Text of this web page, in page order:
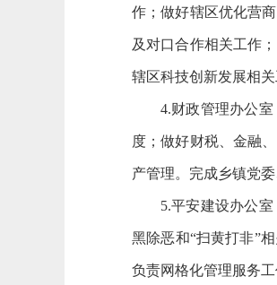
作；做好辖区优化营
及对口合作相关工作
辖区科技创新发展相
4.财政管理办公
度；做好财税、金融
产管理。完成乡镇党
5.平安建设办公
黑除恶和“扫黄打非”
负责网格化管理服务